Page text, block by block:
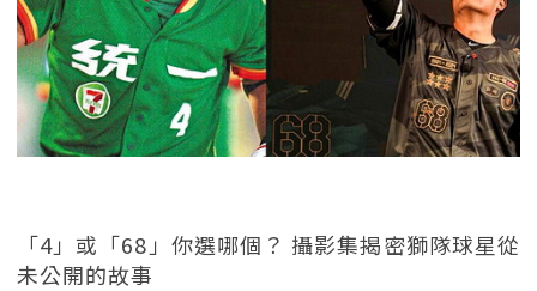
「4」或「68」你選哪個？ 攝影集揭密獅隊球星從
未公開的故事